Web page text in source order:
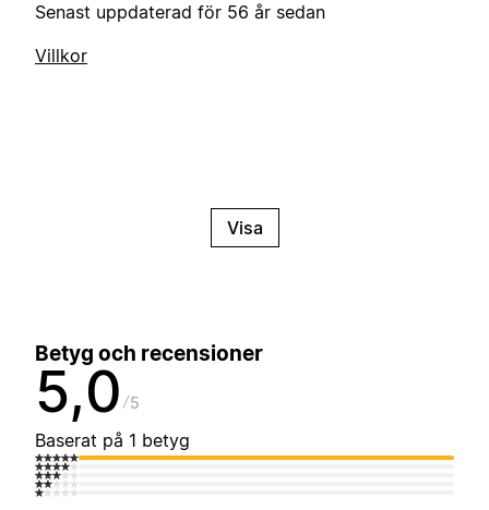
Senast uppdaterad för 56 år sedan
Villkor
Visa
Betyg och recensioner
5,0 5
Baserat på 1 betyg